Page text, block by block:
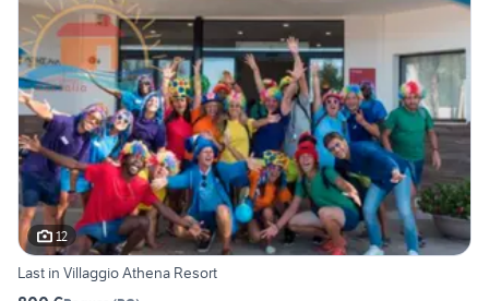
12
Last in Villaggio Athena Resort